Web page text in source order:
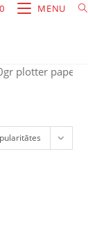
MENU
plotter paper”